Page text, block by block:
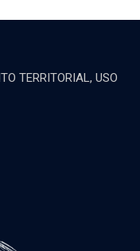
TERRITORIAL, USO